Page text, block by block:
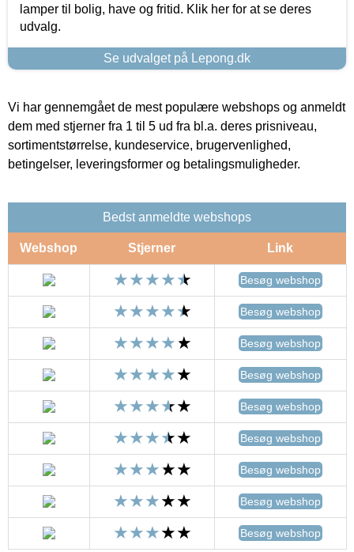
lamper til bolig, have og fritid. Klik her for at se deres
udvalg.
Se udvalget på Lepong.dk
Vi har gennemgået de mest populære webshops og anmeldt
dem med stjerner fra 1 til 5 ud fra bl.a. deres prisniveau,
sortimentstørrelse, kundeservice, brugervenlighed,
betingelser, leveringsformer og betalingsmuligheder.
Bedst anmeldte webshops
Webshop Stjerner Link
Besøg webshop
Besøg webshop
Besøg webshop
Besøg webshop
Besøg webshop
Besøg webshop
Besøg webshop
Besøg webshop
Besøg webshop